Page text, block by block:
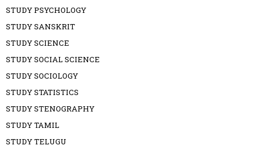
STUDY PSYCHOLOGY
STUDY SANSKRIT
STUDY SCIENCE
STUDY SOCIAL SCIENCE
STUDY SOCIOLOGY
STUDY STATISTICS
STUDY STENOGRAPHY
STUDY TAMIL
STUDY TELUGU